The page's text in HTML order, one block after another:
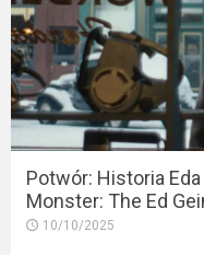
Potwór: Historia
Monster: The Ed
10/10/2025